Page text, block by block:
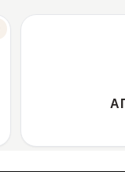
ΠΛΟΉΓΗΣΗ
100+